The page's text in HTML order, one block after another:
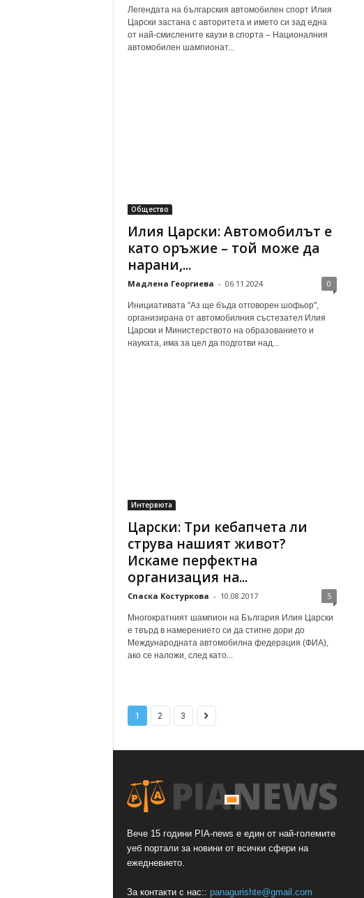
Легендата на българския автомобилен спорт Илия
Царски застана с авторитета и името си зад една
от най-смислените каузи в спорта – Националния
автомобилен шампионат...
Общество
Илия Царски: Автомобилът е
като оръжие – той може да
нарани,...
Мадлена Георгиева - 06.11.2024 0
Инициативата "Аз ще бъда отговорен шофьор",
организирана от автомобилния състезател Илия
Царски и Министерството на образованието и
науката, има за цел да подготви над...
Интервюта
Царски: Три кебапчета ли
струва нашият живот?
Искаме перфектна
организация на...
Спаска Костуркова - 10.08.2017 5
Многократният шампион на България Илия Царски
е твърд в намерението си да стигне дори до
Международната автомобилна федерация (ФИА),
ако се наложи, след като...
1 2 3
Вече 15 години PIA-news е един от най-големите
уеб портали за новини от всички сфери на
ежедневието.
За контакти с нас:: panagurishte@gmail.com